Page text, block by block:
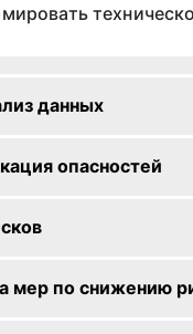
данных
опасностей
мер по снижению